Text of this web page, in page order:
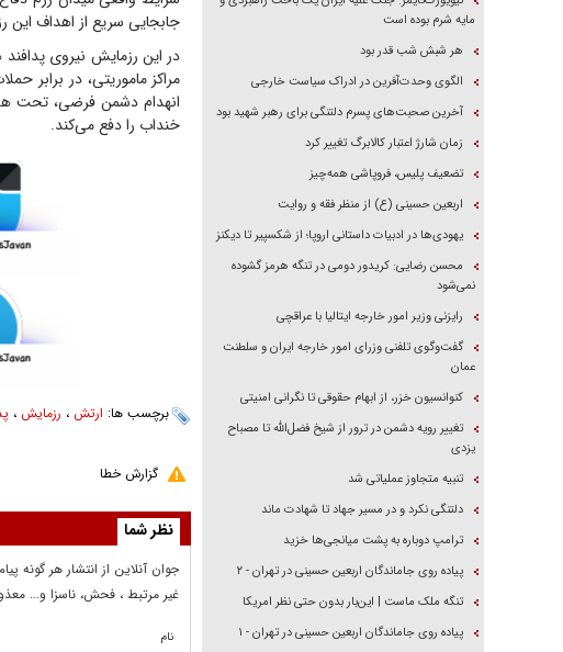
جابجایی سریع از اهداف
در این رزمایش نیروی
مراکز ماموریتی، در برابر
انهدام دشمن فرضی، تحت
خنداب را دفع می‌کند.
برچسب ها: ارتش ، رزمایش ،
گزارش خطا
نظر شما
جوان آنلاين از انتشار هر گونه
غير مرتبط ، فحش، ناسزا و...
نام
مایه شرم بوده است
هر شبش شب قدر بود
الگوی وحدت‌آفرین در ادراک سیاست خارجی
آخرین صحبت‌های پسرم دلتنگی برای رهبر شهید بود
زمان شارژ اعتبار کالابرگ تغییر کرد
تضعیف پلیس، فروپاشی همه‌چیز
اربعین حسینی (ع) از منظر فقه و روایت
یهودی‌ها در ادبیات داستانی اروپا؛ از شکسپیر تا دیکنز
محسن رضایی: کریدور دومی در تنگه هرمز گشوده
نمی‌شود
رایزنی وزیر امور خارجه ایتالیا با عراقچی
گفت‌وگوی تلفنی وزرای امور خارجه ایران و سلطنت
عمان
کنوانسیون خزر، از ابهام حقوقی تا نگرانی امنیتی
تغییر رویه دشمن در ترور از شیخ فضل‌الله تا مصباح
یزدی
تنبیه متجاوز عملیاتی شد
دلتنگی نکرد و در مسیر جهاد تا شهادت ماند
ترامپ دوباره به پشت میانجی‌ها خزید
پیاده روی جاماندگان اربعین حسینی در تهران - ۲
تنگه ملک ماست | این‌بار بدون حتی نظر امریکا
پیاده روی جاماندگان اربعین حسینی در تهران - ۱